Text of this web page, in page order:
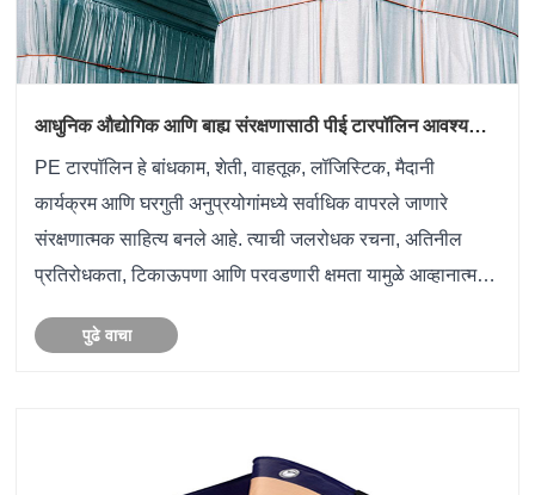
आधुनिक औद्योगिक आणि बाह्य संरक्षणासाठी पीई टारपॉलिन आवश्यक
PE टारपॉलिन हे बांधकाम, शेती, वाहतूक, लॉजिस्टिक, मैदानी
कार्यक्रम आणि घरगुती अनुप्रयोगांमध्ये सर्वाधिक वापरले जाणारे
संरक्षणात्मक साहित्य बनले आहे. त्याची जलरोधक रचना, अतिनील
प्रतिरोधकता, टिकाऊपणा आणि परवडणारी क्षमता यामुळे आव्हानात्मक
एक......
पुढे वाचा